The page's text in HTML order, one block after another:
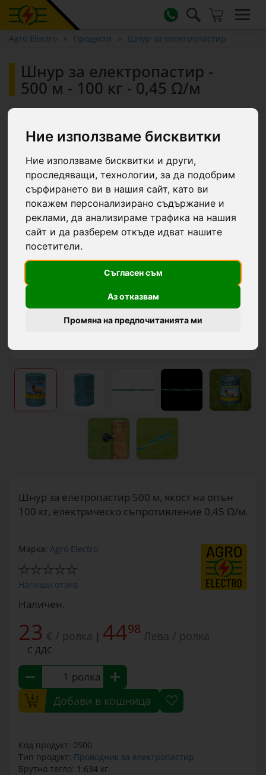
Ние използваме бисквитки
Ние използваме бисквитки и други,
проследяващи, технологии, за да подобрим
сърфирането ви в нашия сайт, като ви
покажем персонализирано съдържание и
реклами, да анализираме трафика на нашия
сайт и да разберем откъде идват нашите
посетители.
Съгласен съм
Аз отказвам
Промяна на предпочитанията ми
Agro Electro Продукти Шнур за електропастир
Шнур за електропастир -
500 м - 100 кг - 0,45 Ω/м
Шнур за елетропастир 500 м, якост на опън
100 кг, електрическо съпротивление 0,45 Ω/м.
Марка: Agro Electro
Напиши отзив
Наличен.
23 € / ролка | 4498 Лева / ролка
С ДДС
ролка
Добави в кошница
Код продукт: 0500
Тип продукт: Проводник за електропастир
Брутно тегло: 1.634 кг